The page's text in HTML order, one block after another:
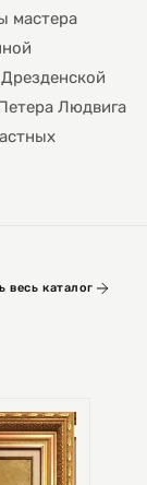
мастера
Людвига
весь каталог